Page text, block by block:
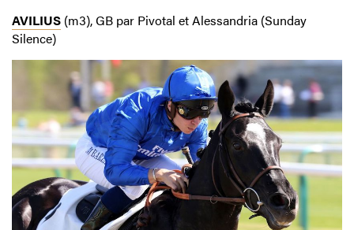
AVILIUS (m3), GB par Pivotal et Alessandria (Sunday
Silence)